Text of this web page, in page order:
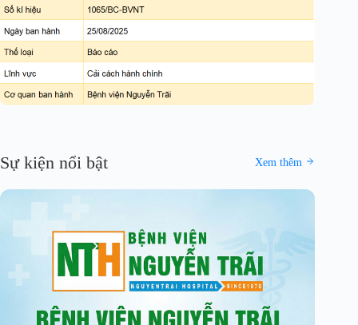
Sự kiện nổi bật Xem thêm